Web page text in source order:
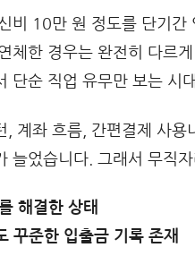
비 10만 원 정도를 단기
체한 경우는 완전히 다르
단순 직업 유무만 보는 시
, 계좌 흐름, 간편결제 사
늘었습니다. 그래서 무직
해결한 상태
꾸준한 입출금 기록 존재